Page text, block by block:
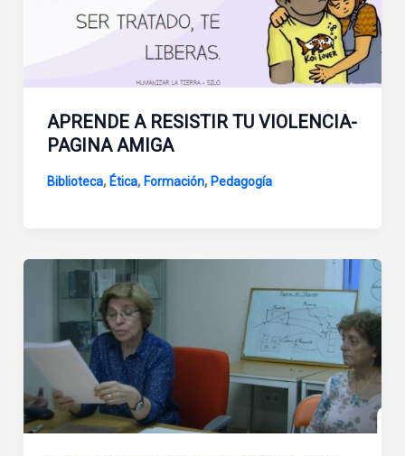
APRENDE A RESISTIR TU VIOLENCIA-
PAGINA AMIGA
Biblioteca, Ética, Formación, Pedagogía